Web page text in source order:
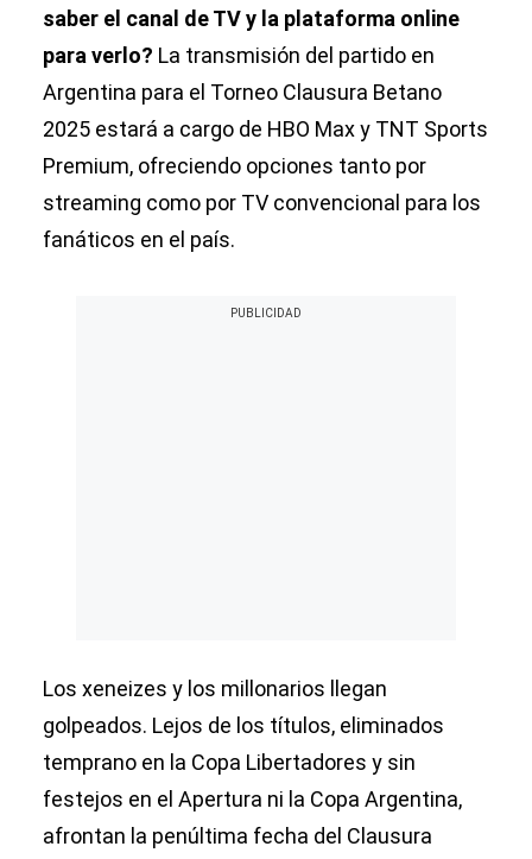
saber el canal de TV y la plataforma online
para verlo? La transmisión del partido en
Argentina para el Torneo Clausura Betano
2025 estará a cargo de HBO Max y TNT Sports
Premium, ofreciendo opciones tanto por
streaming como por TV convencional para los
fanáticos en el país.
Los xeneizes y los millonarios llegan
golpeados. Lejos de los títulos, eliminados
temprano en la Copa Libertadores y sin
festejos en el Apertura ni la Copa Argentina,
afrontan la penúltima fecha del Clausura